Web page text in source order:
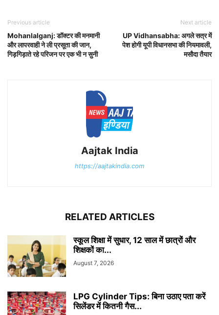
Previous article
Mohanlalganj: डॉक्टर की मनमानी
और लापरवाही ने ली प्रसूता की जान,
गिड़गिड़ाते रहे परिजन पर एक भी न सुनी
Next article
UP Vidhansabha: अगले सत्र में
पेश होगी यूपी विधानसभा की नियमावली,
मसौदा तैयार
Aajtak India
https://aajtakindia.com
RELATED ARTICLES
स्कूल शिक्षा में सुधार, 12 साल में छात्रों और
शिक्षकों का...
August 7, 2026
LPG Cylinder Tips: बिना उठाए पता करें
सिलेंडर में कितनी गैस...